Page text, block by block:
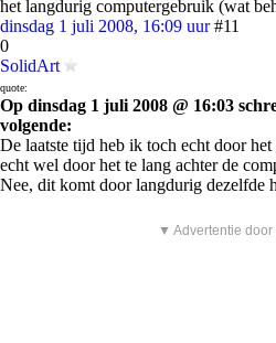
het langdurig computergebruik (wat
dinsdag 1 juli 2008, 16:09 uur #11
0
SolidArt
quote:
Op dinsdag 1 juli 2008 @ 16:03
volgende:
De laatste tijd heb ik toch echt door
echt wel door het te lang achter de
Nee, dit komt door langdurig dezelfde
▼ Advertentie door